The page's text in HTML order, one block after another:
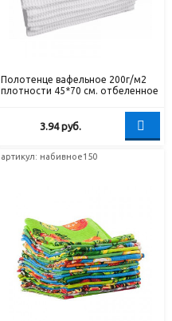
Полотенце вафельное 200г/м2
плотности 45*70 см. отбеленное
3.94руб.
артикул: набивное150